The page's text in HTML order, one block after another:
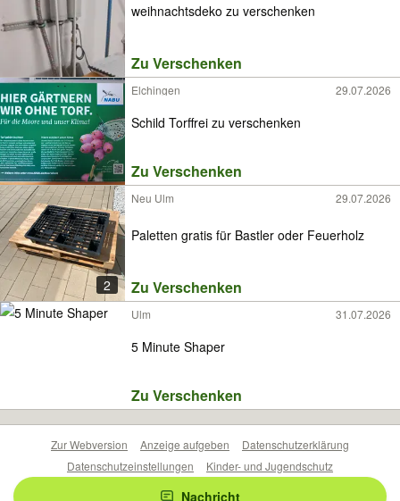
weihnachtsdeko zu verschenken
Zu Verschenken
Elchingen 29.07.2026
Schild Torffrei zu verschenken
Zu Verschenken
2
Neu Ulm 29.07.2026
Paletten gratis für Bastler oder Feuerholz
Zu Verschenken
Ulm 31.07.2026
5 Minute Shaper
Zu Verschenken
Nachricht
Zur Webversion Anzeige aufgeben
Datenschutzerklärung
Datenschutzeinstellungen
Kinder- und Jugendschutz
Barrierefreiheitserklärung